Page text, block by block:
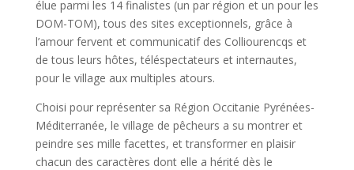
élue parmi les 14 finalistes (un par région et un pour les
DOM-TOM), tous des sites exceptionnels, grâce à
l’amour fervent et communicatif des Colliourencqs et
de tous leurs hôtes, téléspectateurs et internautes,
pour le village aux multiples atours.
Choisi pour représenter sa Région Occitanie Pyrénées-
Méditerranée, le village de pêcheurs a su montrer et
peindre ses mille facettes, et transformer en plaisir
chacun des caractères dont elle a hérité dès le